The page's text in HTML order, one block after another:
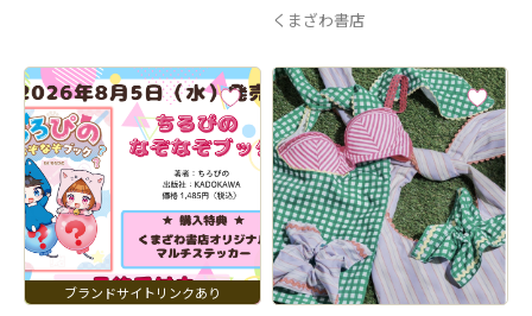
くまざわ書店